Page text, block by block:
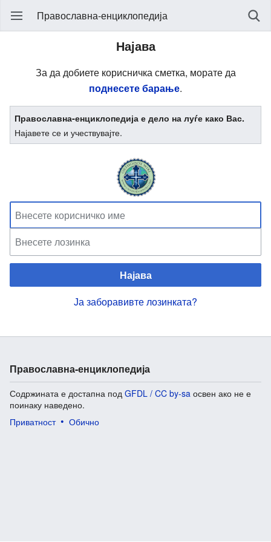
Православна-енциклопедија
Најава
За да добиете корисничка сметка, морате да
поднесете барање.
Православна-енциклопедија е дело на луѓе како Вас.
Најавете се и учествувајте.
Најава
Ја заборавивте лозинката?
Православна-енциклопедија
Содржината е достапна под GFDL / CC by-sa освен ако не е
поинаку наведено.
Приватност
Обично